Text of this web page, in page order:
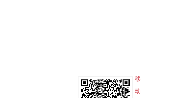
移
动